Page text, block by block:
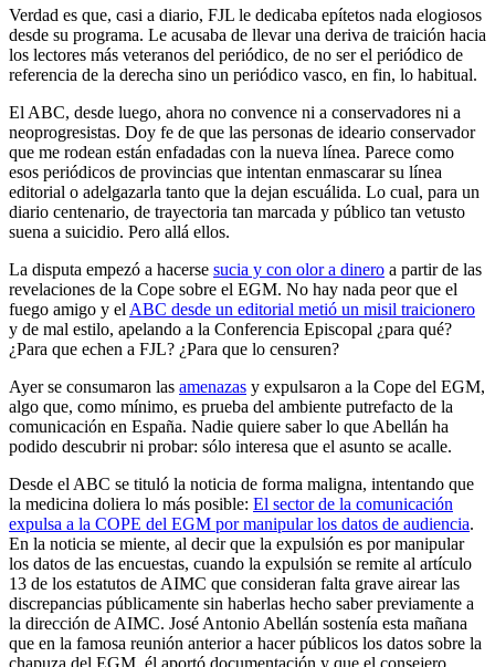
Verdad es que, casi a diario, FJL le dedicaba epítetos nada elogiosos
desde su programa. Le acusaba de llevar una deriva de traición hacia
los lectores más veteranos del periódico, de no ser el periódico de
referencia de la derecha sino un periódico vasco, en fin, lo habitual.
El ABC, desde luego, ahora no convence ni a conservadores ni a
neoprogresistas. Doy fe de que las personas de ideario conservador
que me rodean están enfadadas con la nueva línea. Parece como
esos periódicos de provincias que intentan enmascarar su línea
editorial o adelgazarla tanto que la dejan escuálida. Lo cual, para un
diario centenario, de trayectoria tan marcada y público tan vetusto
suena a suicidio. Pero allá ellos.
La disputa empezó a hacerse sucia y con olor a dinero a partir de las
revelaciones de la Cope sobre el EGM. No hay nada peor que el
fuego amigo y el ABC desde un editorial metió un misil traicionero
y de mal estilo, apelando a la Conferencia Episcopal ¿para qué?
¿Para que echen a FJL? ¿Para que lo censuren?
Ayer se consumaron las amenazas y expulsaron a la Cope del EGM,
algo que, como mínimo, es prueba del ambiente putrefacto de la
comunicación en España. Nadie quiere saber lo que Abellán ha
podido descubrir ni probar: sólo interesa que el asunto se acalle.
Desde el ABC se tituló la noticia de forma maligna, intentando que
la medicina doliera lo más posible: El sector de la comunicación
expulsa a la COPE del EGM por manipular los datos de audiencia.
En la noticia se miente, al decir que la expulsión es por manipular
los datos de las encuestas, cuando la expulsión se remite al artículo
13 de los estatutos de AIMC que consideran falta grave airear las
discrepancias públicamente sin haberlas hecho saber previamente a
la dirección de AIMC. José Antonio Abellán sostenía esta mañana
que en la famosa reunión anterior a hacer públicos los datos sobre la
chapuza del EGM, él aportó documentación y que el consejero